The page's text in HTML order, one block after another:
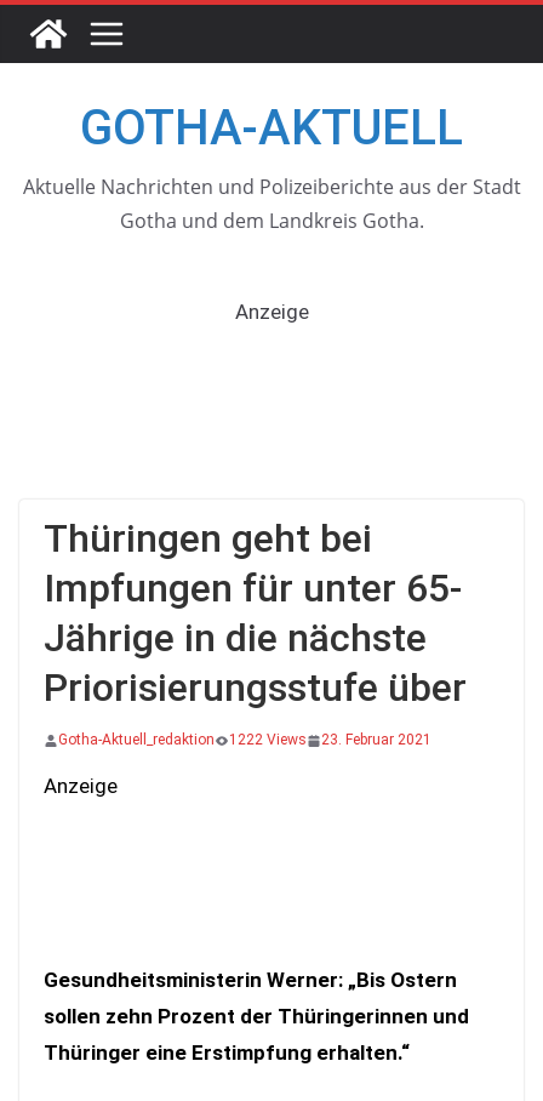
GOTHA-AKTUELL
Aktuelle Nachrichten und Polizeiberichte aus der Stadt
Gotha und dem Landkreis Gotha.
Anzeige
Thüringen geht bei
Impfungen für unter 65-
Jährige in die nächste
Priorisierungsstufe über
Gotha-Aktuell_redaktion 1222 Views 23. Februar 2021
Anzeige
Gesundheitsministerin Werner: „Bis Ostern
sollen zehn Prozent der Thüringerinnen und
Thüringer eine Erstimpfung erhalten.“